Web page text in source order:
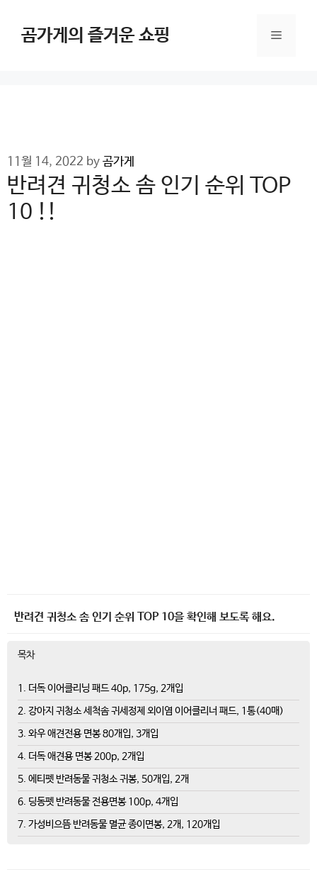
content곰가게의 즐거운 쇼핑 Menu
11월 14, 2022 by 곰가게
반려견 귀청소 솜 인기 순위 TOP
10 !!
반려견 귀청소 솜 인기 순위 TOP 10을 확인해 보도록 해요.
목차
1. 더독 이어클리닝 패드 40p, 175g, 2개입
2. 강아지 귀청소 세척솜 귀세정제 외이염 이어클리너 패드, 1통(40매)
3. 와우 애견전용 면봉 80개입, 3개입
4. 더독 애견용 면봉 200p, 2개입
5. 에티펫 반려동물 귀청소 귀봉, 50개입, 2개
6. 딩동펫 반려동물 전용면봉 100p, 4개입
7. 가성비으뜸 반려동물 멸균 종이면봉, 2개, 120개입